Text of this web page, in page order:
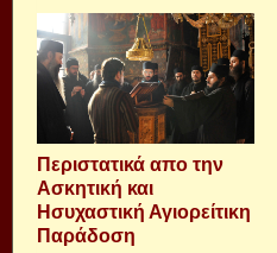
Περιστατικά απο την
Ασκητική και
Ησυχαστική Αγιορείτικη
Παράδοση